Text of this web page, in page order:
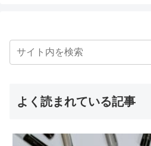
よく読まれている記事